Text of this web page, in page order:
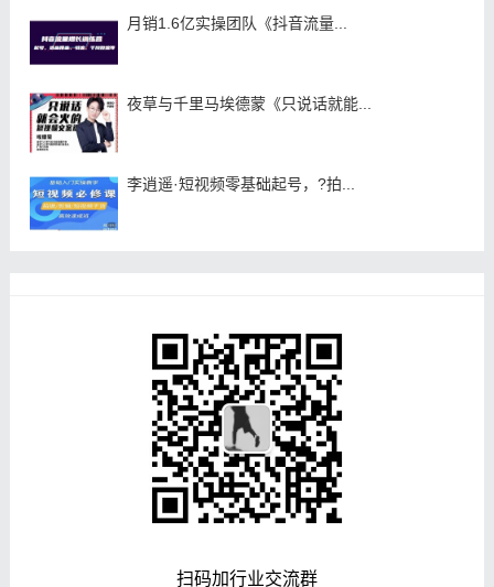
月销1.6亿实操团队《抖音流量...
夜草与千里马埃德蒙《只说话就能...
李逍遥·短视频零基础起号，?拍...
扫码加行业交流群